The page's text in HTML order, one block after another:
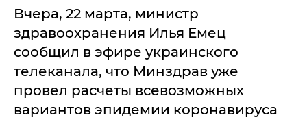
Вчера, 22 марта, министр
здравоохранения Илья Емец
сообщил в эфире украинского
телеканала, что Минздрав уже
провел расчеты всевозможных
вариантов эпидемии коронавируса